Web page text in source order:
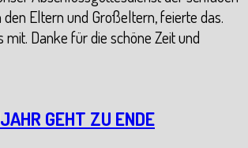
Eltern und Großeltern, feierte das.
mit. Danke für die schöne Zeit und
GEHT ZU ENDE